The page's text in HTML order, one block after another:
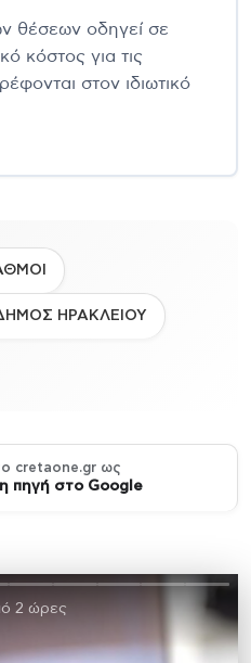
θέσεων οδηγεί σε
κόστος για τις
στον ιδιωτικό
ΗΡΑΚΛΕΙΟΥ
cretaone.gr ως
πηγή στο Google
2 ώρες